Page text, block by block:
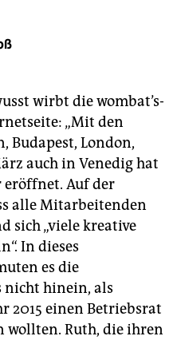
wirbt die wombat’s-
„Mit den
Budapest, London,
auch in Venedig hat
eröffnet. Auf der
alle Mitarbeitenden
sich „viele kreative
In dieses
es die
nicht hinein, als
2015 einen Betriebsrat
wollten. Ruth, die ihren